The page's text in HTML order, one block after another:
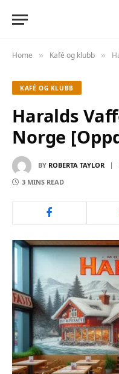
Home » Kafé og klubb »
KAFÉ OG KLUBB
Haralds
Norge
BY ROBERTA TAYLOR
3 MINS READ